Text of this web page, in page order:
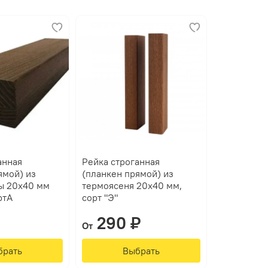
из
20х40 мм
Рейка строганная
(планкен прямой) из
термоясеня 20х40 мм,
сорт "Э"
От 290 ₽
Выбрать